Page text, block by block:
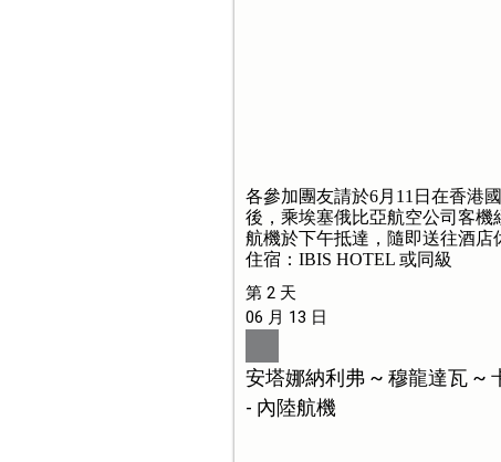
各參加團友請於6月11日在香港
後，乘埃塞俄比亞航空公司客機
航機於下午抵達，隨即送往酒店
住宿：IBIS HOTEL 或同級
第 2 天
06 月 13 日
安塔娜納利弗 ~ 穆龍達瓦 ~
- 內陸航機